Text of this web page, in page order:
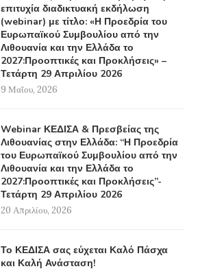
επιτυχία διαδικτυακή εκδήλωση
(webinar) με τίτλο: «Η Προεδρία του
Ευρωπαϊκού Συμβουλίου από την
Λιθουανία και την Ελλάδα το
2027:Προοπτικές και Προκλήσεις» –
Τετάρτη 29 Απριλίου 2026
9 Μαΐου, 2026
Webinar ΚΕΔΙΣΑ & Πρεσβείας της
Λιθουανίας στην Ελλάδα: “Η Προεδρία
του Ευρωπαϊκού Συμβουλίου από την
Λιθουανία και την Ελλάδα το
2027:Προοπτικές και Προκλήσεις”-
Τετάρτη 29 Απριλίου 2026
20 Απριλίου, 2026
Το ΚΕΔΙΣΑ σας εύχεται Καλό Πάσχα
και Καλή Ανάσταση!